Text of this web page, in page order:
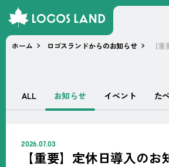
ホーム ロゴスランドからのお知らせ 【
ALL お知らせ イベント た
【重要】定休日導入のお
2026.07.03